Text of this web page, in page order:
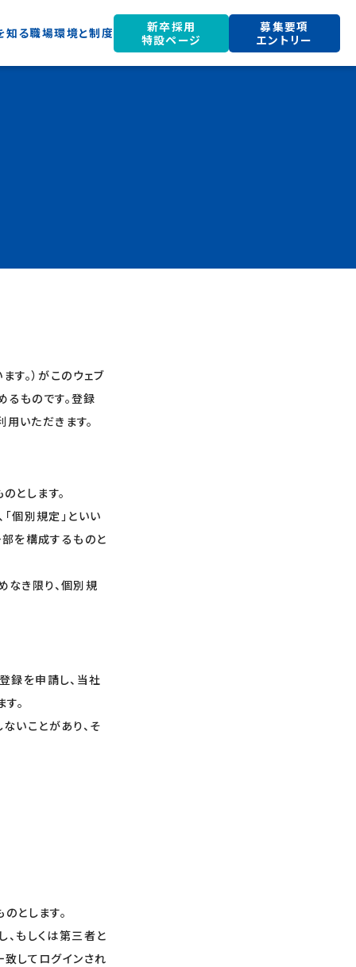
知る職場環境と制度
新卒採用
特設ページ
募集要項
エントリー
す。）がこのウェブ
るものです。登録
用いただきます。
とします。
個別規定」といい
部を構成するものと
き限り、個別規
録を申請し、当社
。
いことがあり、そ
とします。
もしくは第三者と
してログインされ